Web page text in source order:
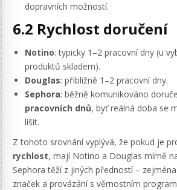
dopravních možností.
6.2 Rychlost doručení
Notino: typicky 1–2 pracovní dny (u
produktů skladem).
Douglas: přibližně 1–2 pracovní dny.
Sephora: běžně komunikováno
pracovních dnů, byť reálná doba se
lišit.
Z tohoto srovnání vyplývá, že pokud je
rychlost, mají Notino a Douglas mírně
Sephora těží z jiných předností –
značek a provázání s věrnostním